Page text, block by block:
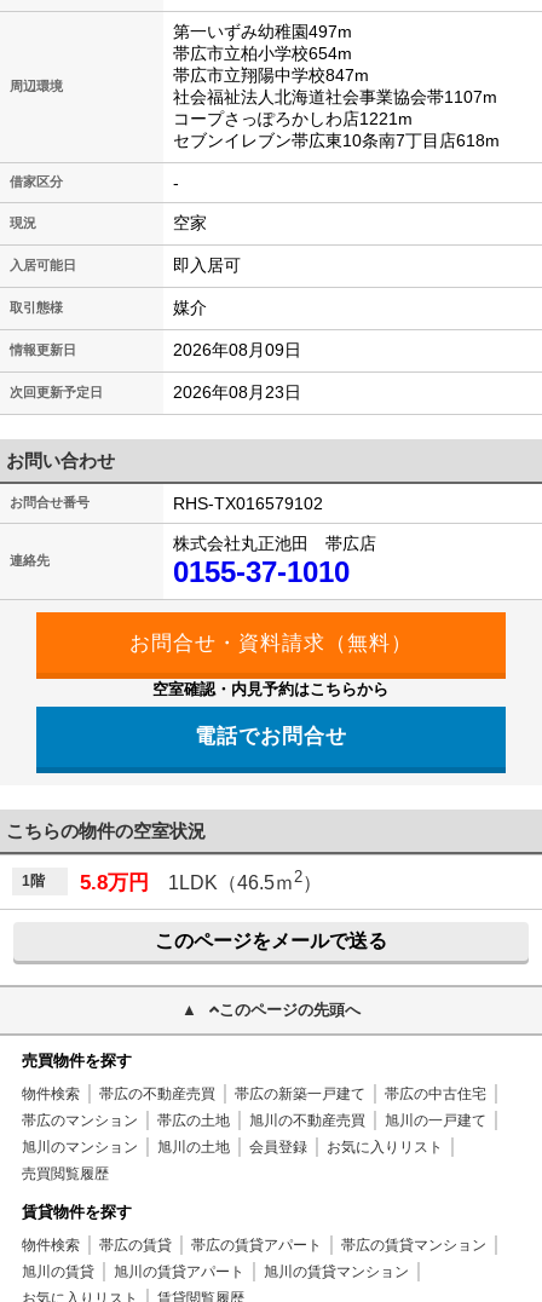
周辺環境
第一いずみ幼稚園497m
帯広市立柏小学校654m
帯広市立翔陽中学校847m
社会福祉法人北海道社会事業協会帯1107m
コープさっぽろかしわ店1221m
セブンイレブン帯広東10条南7丁目店618m
借家区分 -
現況 空家
入居可能日 即入居可
取引態様 媒介
情報更新日 2026年08月09日
次回更新予定日 2026年08月23日
お問い合わせ
お問合せ番号 RHS-TX016579102
連絡先
株式会社丸正池田 帯広店
0155-37-1010
空室確認・内見予約はこちらから
電話でお問合せ
こちらの物件の空室状況
1階 5.8万円 1LDK（46.5ｍ2）
このページをメールで送る
このページの先頭へ
売買物件を探す
物件検索 帯広の不動産売買 帯広の新築一戸建て
帯広の中古住宅
帯広のマンション
帯広の土地 旭川の不動産売買
旭川の一戸建て
旭川のマンション
旭川の土地 会員登録
お気に入りリスト
売買閲覧履歴
賃貸物件を探す
物件検索 帯広の賃貸 帯広の賃貸アパート
帯広の賃貸マンション
旭川の賃貸
旭川の賃貸アパート
旭川の賃貸マンション